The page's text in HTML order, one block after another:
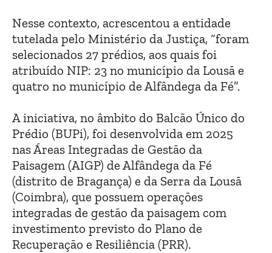
Nesse contexto, acrescentou a entidade
tutelada pelo Ministério da Justiça, “foram
selecionados 27 prédios, aos quais foi
atribuído NIP: 23 no município da Lousã e
quatro no município de Alfândega da Fé”.
A iniciativa, no âmbito do Balcão Único do
Prédio (BUPi), foi desenvolvida em 2025
nas Áreas Integradas de Gestão da
Paisagem (AIGP) de Alfândega da Fé
(distrito de Bragança) e da Serra da Lousã
(Coimbra), que possuem operações
integradas de gestão da paisagem com
investimento previsto do Plano de
Recuperação e Resiliência (PRR).